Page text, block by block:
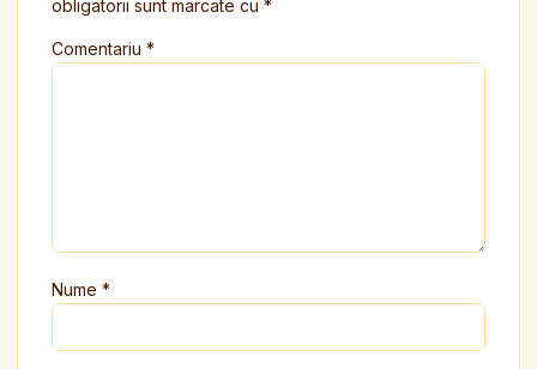
obligatorii sunt marcate cu *
Comentariu *
Nume *